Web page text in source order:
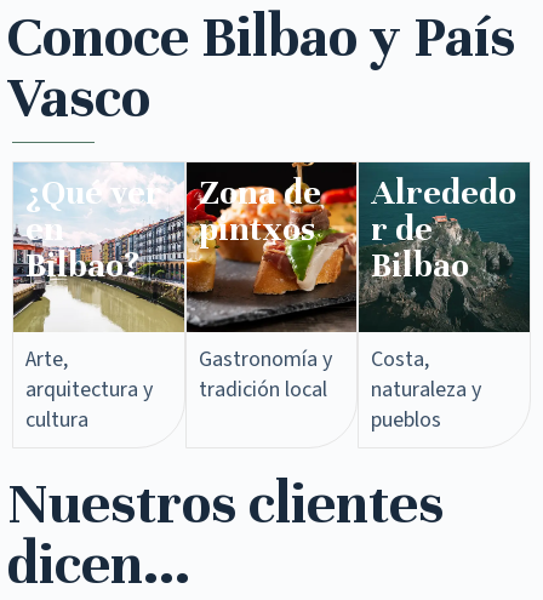
Conoce Bilbao y País
Vasco
¿Qué ver
en
Bilbao?
Arte,
arquitectura y
cultura
Zona de
pintxos​
Gastronomía y
tradición local
Alrededo
r de
Bilbao
Costa,
naturaleza y
pueblos
Nuestros clientes
dicen...